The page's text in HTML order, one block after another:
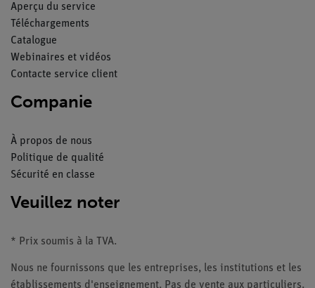
Aperçu du service
Téléchargements
Catalogue
Webinaires et vidéos
Contacte service client
Companie
À propos de nous
Politique de qualité
Sécurité en classe
Veuillez noter
* Prix soumis à la TVA.
Nous ne fournissons que les entreprises, les institutions et les
établissements d'enseignement. Pas de vente aux particuliers.